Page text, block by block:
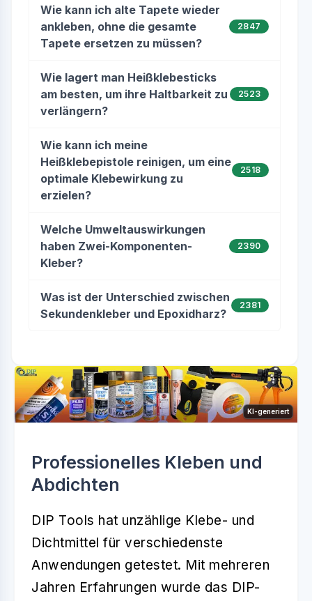
Wie kann ich alte Tapete wieder
ankleben, ohne die gesamte
Tapete ersetzen zu müssen?
2847
Wie lagert man Heißklebesticks
am besten, um ihre Haltbarkeit zu
verlängern?
2523
Wie kann ich meine
Heißklebepistole reinigen, um eine
optimale Klebewirkung zu
erzielen?
2518
Welche Umweltauswirkungen
haben Zwei-Komponenten-
Kleber?
2390
Was ist der Unterschied zwischen
Sekundenkleber und Epoxidharz?
2381
KI-generiert
Professionelles Kleben und
Abdichten
DIP Tools hat unzählige Klebe- und
Dichtmittel für verschiedenste
Anwendungen getestet. Mit mehreren
Jahren Erfahrungen wurde das DIP-